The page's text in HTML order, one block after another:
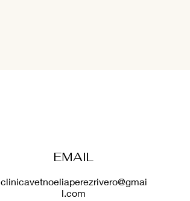
EMAIL
clinicavetnoeliaperezrivero@gmai
l.com